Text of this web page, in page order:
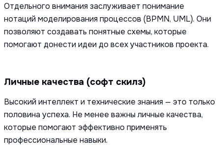
Отдельного внимания заслуживает понимание
нотаций моделирования процессов (BPMN, UML). Они
позволяют создавать понятные схемы, которые
помогают донести идеи до всех участников проекта.
Личные качества (софт скилз)
Высокий интеллект и технические знания — это только
половина успеха. Не менее важны личные качества,
которые помогают эффективно применять
профессиональные навыки.